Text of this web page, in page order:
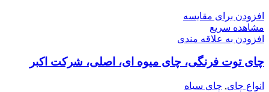
افزودن برای مقایسه
مشاهده سریع
افزودن به علاقه مندی
چای توت فرنگی، چای میوه ای، اصلی، شرکت اکبر
انواع چای, چای سیاه